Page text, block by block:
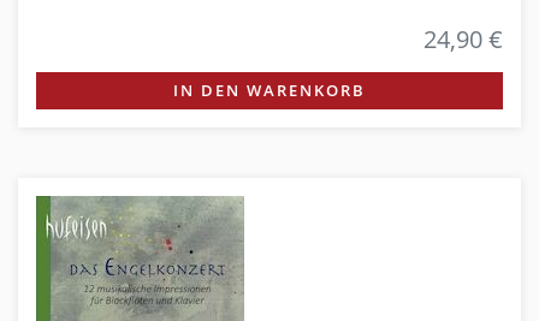
24,90 €
IN DEN WARENKORB